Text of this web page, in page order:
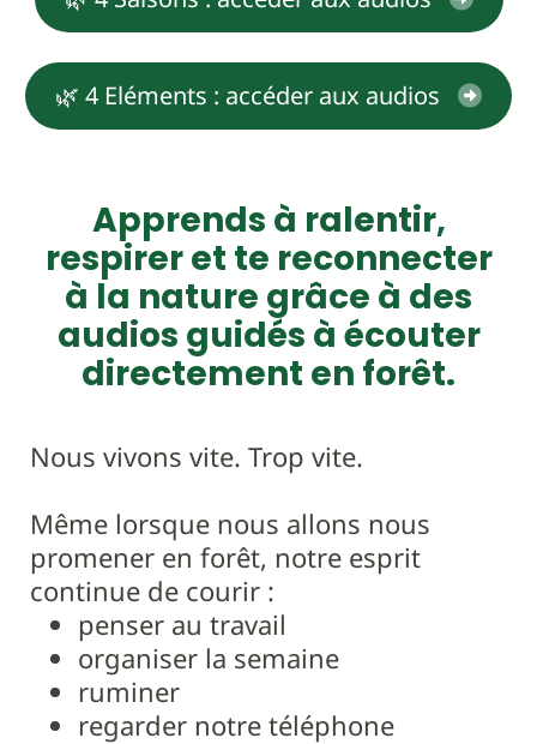
🌿 4 Eléments : accéder aux audios
Apprends à ralentir,
respirer et te reconnecter
à la nature grâce à des
audios guidés à écouter
directement en forêt.
Nous vivons vite. Trop vite.
Même lorsque nous allons nous
promener en forêt, notre esprit
continue de courir :
penser au travail
organiser la semaine
ruminer
regarder notre téléphone